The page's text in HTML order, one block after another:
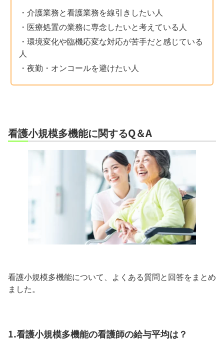
・介護業務と看護業務を線引きしたい人
・医療処置の業務に専念したいと考えている人
・環境変化や臨機応変な対応が苦手だと感じている
人
・夜勤・オンコールを避けたい人
看護小規模多機能に関するQ＆A
看護小規模多機能について、よくある質問と回答をまとめ
ました。
1.看護小規模多機能の看護師の給与平均は？